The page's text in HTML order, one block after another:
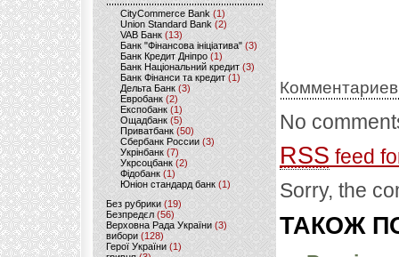
CityCommerce Bank (1)
Union Standard Bank (2)
VAB Банк (13)
Банк "Фінансова ініціатива" (3)
Банк Кредит Дніпро (1)
Банк Національний кредит (3)
Банк Фінанси та кредит (1)
Дельта Банк (3)
Евробанк(2)
Експобанк (1)
Ощадбанк(5)
Приватбанк (50)
Сбербанк России (3)
Укрінбанк(7)
Укрсоцбанк (2)
Фідобанк (1)
Юніон стандард банк(1)
Без рубрики (19)
Безпредєл(56)
Верховна Рада України (3)
вибори(128)
Герої України(1)
No
RSS feed
Sorry, the
ТАКОЖ